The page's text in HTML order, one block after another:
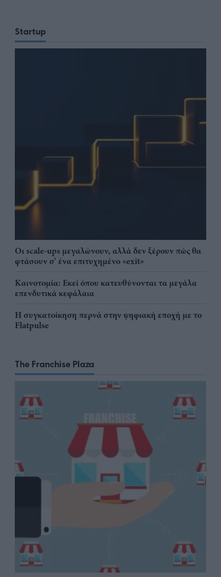
Startup
Οι scale-ups μεγαλώνουν, αλλά δεν ξέρουν πώς θα
φτάσουν σ' ένα επιτυχημένο «exit»
Καινοτομία: Εκεί όπου κατευθύνονται τα μεγάλα
επενδυτικά κεφάλαια
Η συγκατοίκηση περνά στην ψηφιακή εποχή με το
Flatpulse
The Franchise Plaza